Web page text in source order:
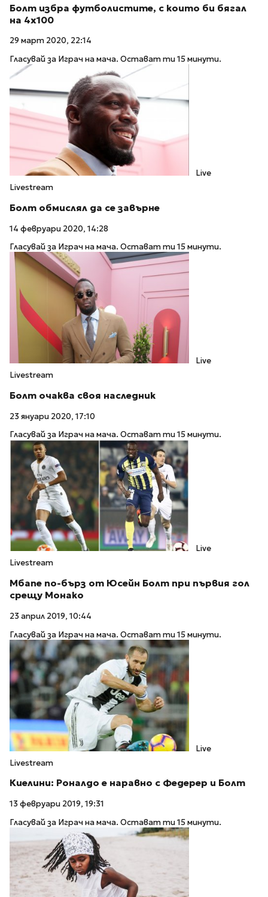
Болт избра футболистите, с които би бягал
на 4х100
29 март 2020, 22:14
Гласувай за Играч на мача. Остават ти 15 минути.
Live
Livestream
Болт обмислял да се завърне
14 февруари 2020, 14:28
Гласувай за Играч на мача. Остават ти 15 минути.
Live
Livestream
Болт очаква своя наследник
23 януари 2020, 17:10
Гласувай за Играч на мача. Остават ти 15 минути.
Live
Livestream
Мбапе по-бърз от Юсейн Болт при първия гол
срещу Монако
23 април 2019, 10:44
Гласувай за Играч на мача. Остават ти 15 минути.
Live
Livestream
Киелини: Роналдо е наравно с Федерер и Болт
13 февруари 2019, 19:31
Гласувай за Играч на мача. Остават ти 15 минути.